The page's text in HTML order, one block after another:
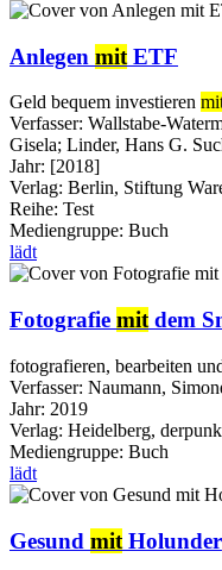
Anlegen mit ETF
Geld bequem investieren
Verfasser: Wallstabe-
Gisela; Linder, Hans G.
Jahr: [2018]
Verlag: Berlin, Stiftung
Reihe: Test
Mediengruppe: Buch
lädt
Fotografie mit dem
fotografieren, bearbeiten
Verfasser: Naumann,
Jahr: 2019
Verlag: Heidelberg,
Mediengruppe: Buch
lädt
Gesund mit Holunder